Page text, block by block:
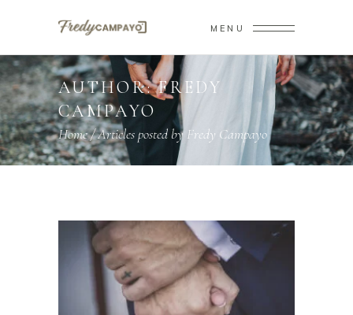
MENU
AUTHOR: FREDY
CAMPAYO
Home/Articles posted by Fredy Campayo